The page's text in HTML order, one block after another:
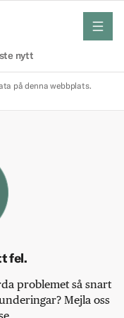
nytt
meny
på denna webbplats.
fel.
problemet så snart
Mejla oss